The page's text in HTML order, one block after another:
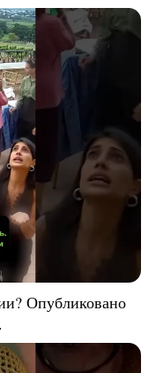
Опубликовано